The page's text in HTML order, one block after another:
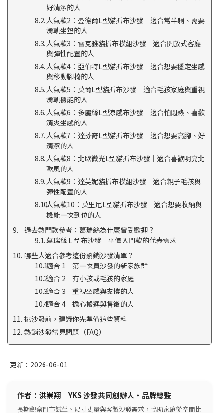
好清潔的人
人氣款2：曼德爾L型貓抓布沙發｜適合常半躺、需要
滑軌坐墊的人
人氣款3：雷克雅貓抓布模組沙發｜適合開放式客廳
與彈性配置的人
人氣款4：亞伯特L型貓抓布沙發｜適合想要穩定坐感
與移動腳椅的人
人氣款5：莫爾L型貓抓布沙發｜適合毛孩家庭與重視
滑軌機能的人
人氣款6：多麗絲L型涼感布沙發｜適合怕悶熱、喜歡
清爽坐感的人
人氣款7：達芬奇L型貓抓布沙發｜適合想要高腳、好
清潔的人
人氣款8：北歐微光L型貓抓布沙發｜適合喜歡明亮北
歐風的人
人氣款9：達芙妮貓抓布模組沙發｜適合親子毛孩與
彈性配置的人
人氣款10：莫里尼L型貓抓布沙發｜適合想要收納與
機能一次到位的人
過去熱門款參考：葛瑞絲為什麼曾受歡迎？
葛瑞絲 L 型布沙發｜平價入門款的代表需求
哪些人適合參考這份熱銷沙發清單？
適合 1｜第一次買沙發的新家族群
適合 2｜有小孩或毛孩的家庭
適合 3｜重視坐感與支撐的人
適合 4｜擔心搬運與售後的人
挑沙發前，建議你先準備這些資料
熱銷沙發常見問題（FAQ）
更新： 2026-06-01
作者： 洪崇翔 ｜YKS 沙發共同創辦人・品牌總監
長期觀察門市試坐、尺寸丈量與客製沙發需求，協助家庭從空間比